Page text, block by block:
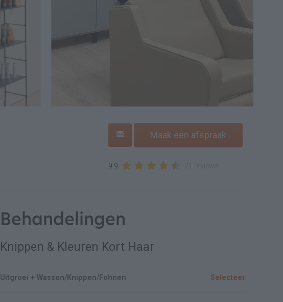
Maak een afspraak
9.9
Behandelingen
Knippen & Kleuren Kort Haar
Uitgroei + Wassen/Knippen/Fohnen Selecteer